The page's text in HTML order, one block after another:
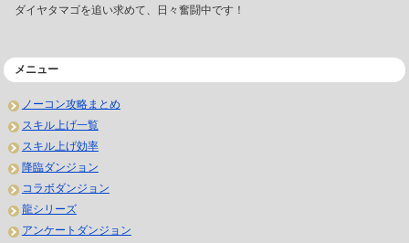
ダイヤタマゴを追い求めて、日々奮闘中です！
メニュー
ノーコン攻略まとめ
スキル上げ一覧
スキル上げ効率
降臨ダンジョン
コラボダンジョン
龍シリーズ
アンケートダンジョン